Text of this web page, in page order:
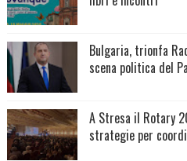
Bulgaria, trionfa
scena politica del
A Stresa il Rotary
strategie per